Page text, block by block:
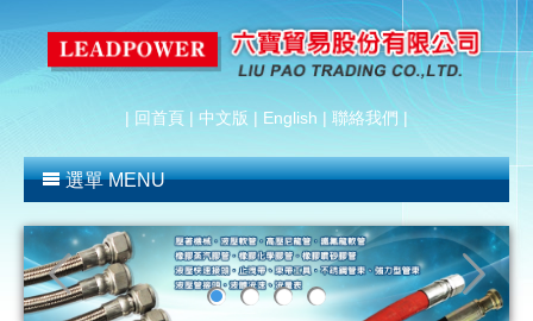
| 回首頁 | 中文版 | English | 聯絡我們 |
選單 MENU